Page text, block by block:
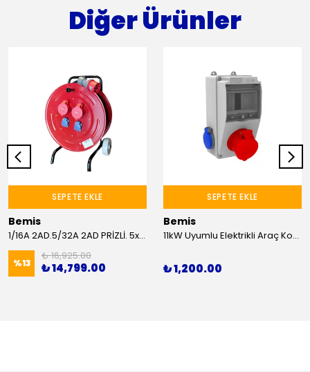
Diğer Ürünler
SEPETE EKLE
Bemis
1/16A 2AD.5/32A 2AD PRİZLİ. 5x6mm TTR 25M KABLOLU ARABALI MAKARA
%13
₺ 16,925.00
₺ 14,799.00
SEPETE EKLE
Bemis
11kW Uyumlu Elektrikli Araç Kombinasyon Kutusu 5x16A
₺ 1,200.00